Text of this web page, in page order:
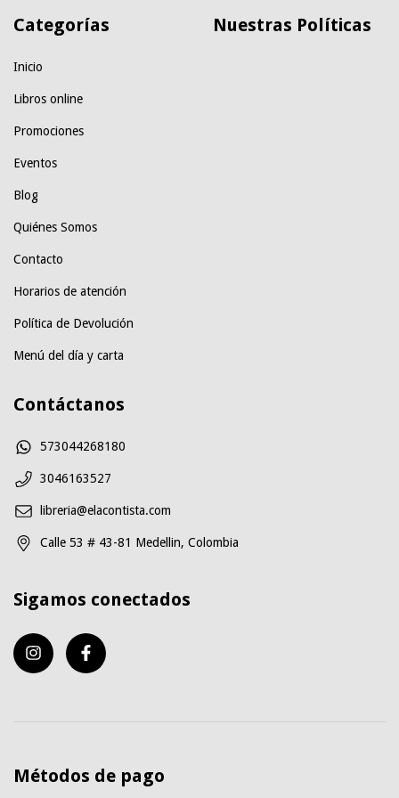
Categorías
Inicio
Libros online
Promociones
Eventos
Blog
Quiénes Somos
Contacto
Horarios de atención
Política de Devolución
Menú del día y carta
Nuestras Políticas
Contáctanos
573044268180
3046163527
libreria@elacontista.com
Calle 53 # 43-81 Medellin, Colombia
Sigamos conectados
Métodos de pago